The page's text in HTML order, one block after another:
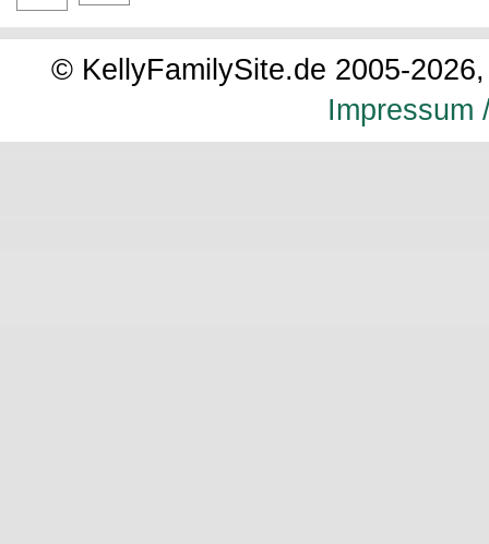
© KellyFamilySite.de 2005-
Impressum